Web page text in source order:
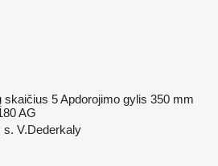
skaičius 5Apdorojimo gylis 350 mm
AG
V.Dederkaly